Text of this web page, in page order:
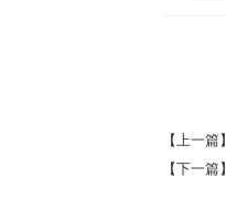
【上一
【下一